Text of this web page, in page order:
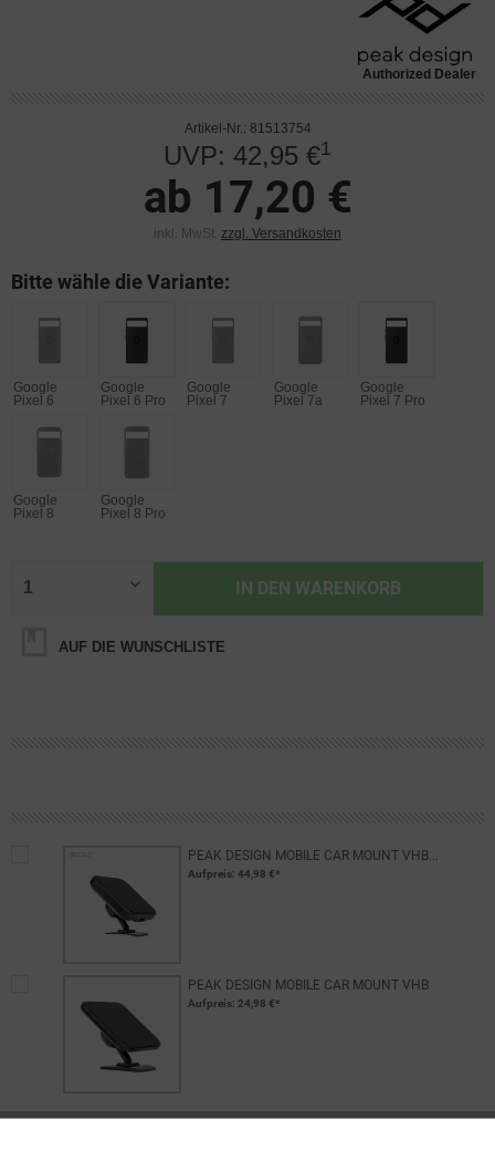
Authorized Dealer
Artikel-Nr.: 81513754
UVP: 42,95 €1
ab 17,20 €
inkl. MwSt. zzgl. Versandkosten
Bitte wähle die Variante:
Google
Pixel 6
Google
Pixel 6 Pro
Google
Pixel 7
Google
Pixel 7a
Google
Pixel 7 Pro
Google
Pixel 8
Google
Pixel 8 Pro
IN DEN WARENKORB
AUF DIE WUNSCHLISTE
PEAK DESIGN MOBILE CAR MOUNT VHB...
Aufpreis: 44,98 €*
PEAK DESIGN MOBILE CAR MOUNT VHB
Aufpreis: 24,98 €*